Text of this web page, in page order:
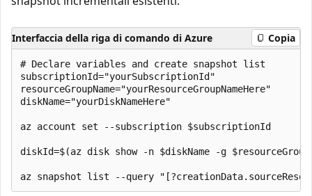
Interfaccia della riga di comando di Azure Copia
# Declare variables and create snapshot list
subscriptionId="yourSubscriptionId"
resourceGroupName="yourResourceGroupNameHere"
diskName="yourDiskNameHere"
az account set --subscription $subscriptionId
diskId=$(az disk show -n $diskName -g